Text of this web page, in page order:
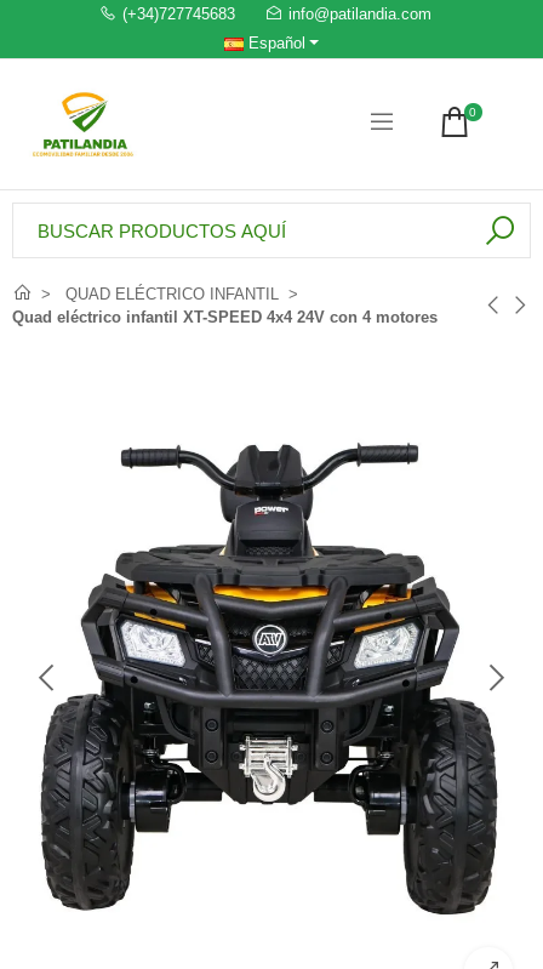
(+34)727745683
info@patilandia.com
Español
0
QUAD ELÉCTRICO INFANTIL
Quad eléctrico infantil XT-SPEED 4x4 24V con 4 motores